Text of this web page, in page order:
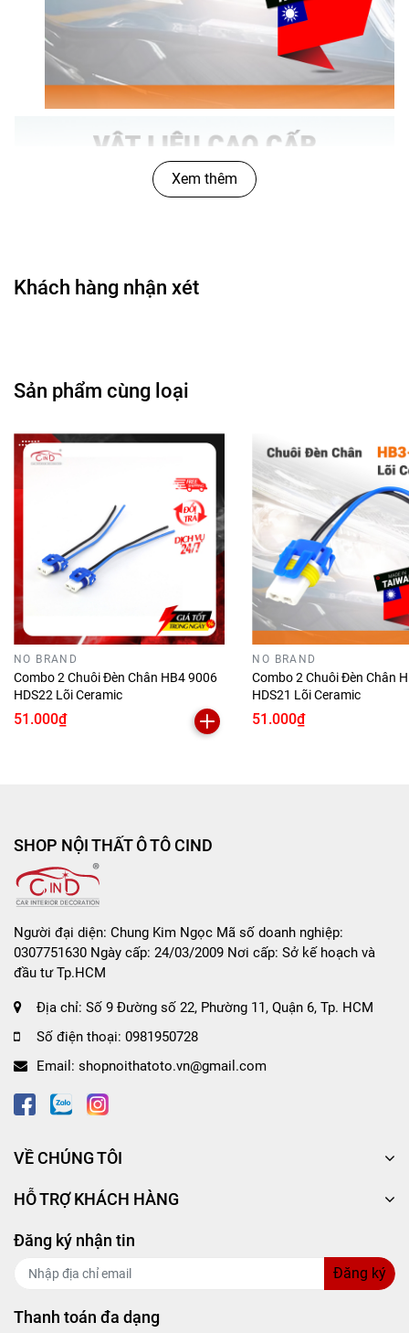
Công dụng của
Combo 2 Chuôi Đèn Chân
H8/H11 HDS17
Lõi dâyto
: 100% đồng cao cấp
Chuôi đèn cao cấp chịu được nhiệt độ cao, cách
Siêu bền, tuổi thọ lâu dài, chống thấm nước, bền
đẹp
Có dây nối dài 15cm, dễ dàng sử dụng, tự thay
thế và lắp đặt nhanh chóng
Tương thích: đèn pha, đèn sương mù ô tô, xe
máy có chân đèn H8/H11
dụng. Thay thế ổ cắm chân đèn cũ bị cháy/chảy
của xe hoặc để đấu chế tùy ý của chủ xế.
Quy cách:
Tại sao bạn nên chọn Combo 2 Chuôi Đèn Chân
H8/H11 HDS17 tại Shop nội thất ô tô CIND?
Cam kết cung cấp Combo 2 Chuôi Đèn Chân
H8/H11 HDS17 chính hãng 100%.
Cam kết hoàn tiền 200% nếu khách hàng phát
hiện sản phẩm là hàng nhái, hàng giả.
đáo, chuyên nghiệp.
sản phẩm chất lượng giá tốt cho khách hàng trên
Xem thêm
Khách hàng nhận xét
Sản phẩm cùng loại
NO BRAND
Combo 2 Chuôi Đèn Chân HB4 9006
HDS22 Lõi Ceramic
51.000₫
NO BRAND
Combo 2 Chuôi Đèn Chân
HDS21 Lõi Ceramic
51.000₫
SHOP NỘI THẤT Ô TÔ CIND
Người đại diện: Chung Kim Ngọc Mã số doanh nghiệp:
0307751630 Ngày cấp: 24/03/2009 Nơi cấp: Sở kế hoạch và
đầu tư Tp.HCM
Địa chỉ: Số 9 Đường số 22, Phường 11, Quận 6, Tp. HCM
Số điện thoại: 0981950728
Email: shopnoithatoto.vn@gmail.com
VỀ CHÚNG TÔI
HỖ TRỢ KHÁCH HÀNG
Đăng ký nhận tin
Đăng ký
Thanh toán đa dạng